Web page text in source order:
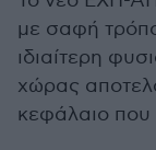
με σαφή τρόπο
ιδιαίτερη
χώρας
κεφάλαιο που